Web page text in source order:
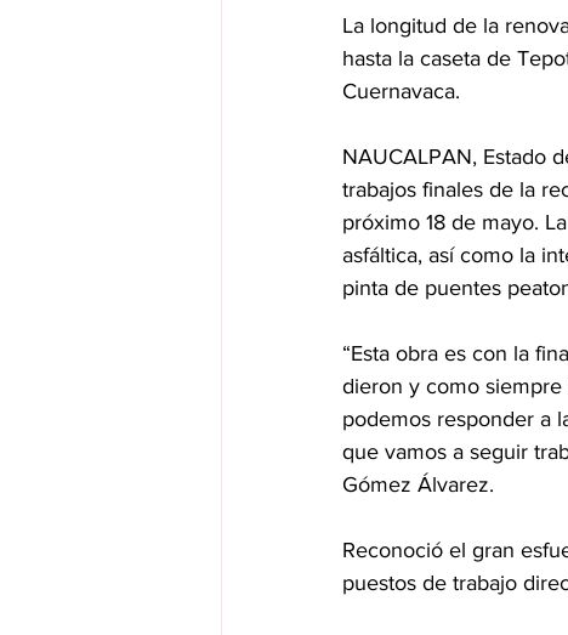
La longitud de la
hasta la caseta de
Cuernavaca.
NAUCALPAN, Estado
trabajos finales de la
próximo 18 de mayo.
asfáltica, así como la
pinta de puentes
“Esta obra es con la
dieron y como
podemos responder a
que vamos a seguir
Gómez Álvarez.
Reconoció el gran
puestos de trabajo